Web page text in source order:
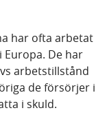
har ofta arbetat
Europa. De har
arbetstillstånd
de försörjer i
i skuld.